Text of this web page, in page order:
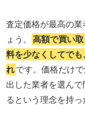
査定価格が最高の
ょう。
高額で買い
料を少なくしてで
れです。価格だけ
出した業者を選ん
るという理念を持っ